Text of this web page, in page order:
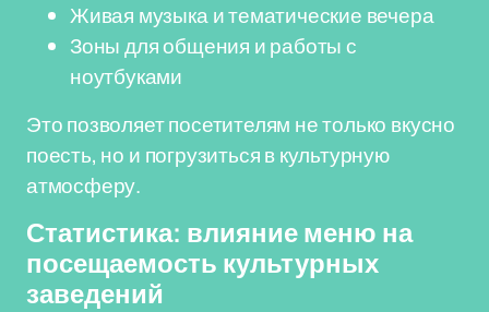
Живая музыка и тематические вечера
Зоны для общения и работы с
ноутбуками
Это позволяет посетителям не только вкусно
поесть, но и погрузиться в культурную
атмосферу.
Статистика: влияние меню на
посещаемость культурных
заведений